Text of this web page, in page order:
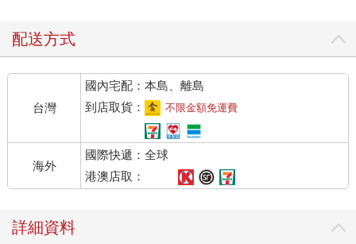
配送方式
台灣
國內宅配：本島、離島
到店取貨：
不限金額免運費
海外
國際快遞：全球
港澳店取：
詳細資料